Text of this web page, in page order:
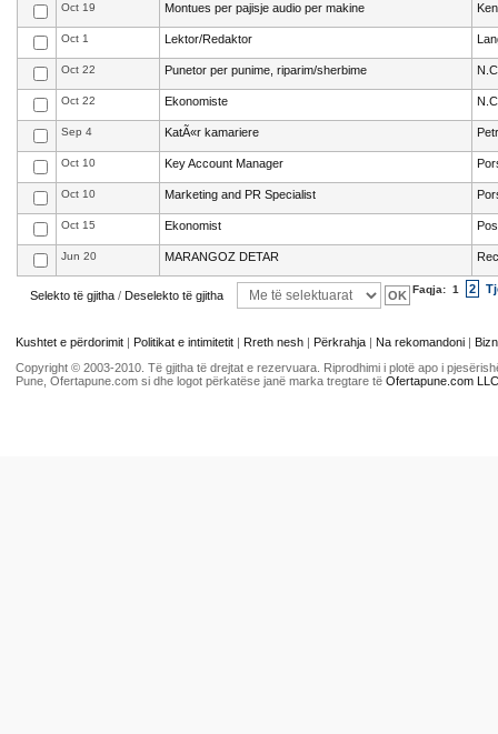
Oct 19 Montues per pajisje audio per makine
Oct 1 Lektor/Redaktor
Oct 22 Punetor per punime, riparim/sherbime
Oct 22 Ekonomiste
Sep 4 KatÃ«r kamariere
Oct 10 Key Account Manager
Oct 10 Marketing and PR Specialist
Oct 15 Ekonomist
Jun 20 MARANGOZ DETAR
Selekto të gjitha / Deselekto të gjitha Faqja: 1 2
Kushtet e përdorimit | Politikat e intimitetit | Rreth nesh | Përkrahja | Na rekomandoni |
Copyright © 2003-2010. Të gjitha të drejtat e rezervuara. Riprodhimi i plotë apo i
Pune, Ofertapune.com si dhe logot përkatëse janë marka tregtare të Ofertapune.com LLC